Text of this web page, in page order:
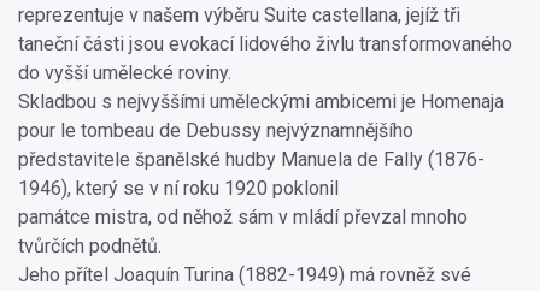
reprezentuje v našem výběru Suite castellana, jejíž tři
taneční části jsou evokací lidového živlu transformovaného
do vyšší umělecké roviny.
Skladbou s nejvyššími uměleckými ambicemi je Homenaja
pour le tombeau de Debussy nejvýznamnějšího
představitele španělské hudby Manuela de Fally (1876-
1946), který se v ní roku 1920 poklonil
památce mistra, od něhož sám v mládí převzal mnoho
tvůrčích podnětů.
Jeho přítel Joaquín Turina (1882-1949) má rovněž své